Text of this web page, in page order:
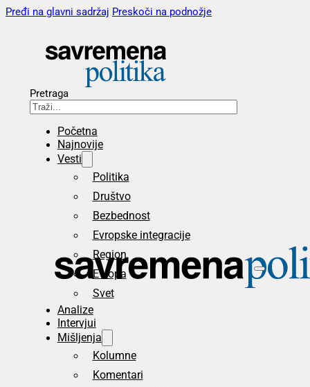
Pređi na glavni sadržaj Preskoči na podnožje
Pretraga
Početna
Najnovije
Vesti
Politika
Društvo
Bezbednost
Evropske integracije
Region
Evropa
Svet
Analize
Intervjui
Mišljenja
Kolumne
Komentari